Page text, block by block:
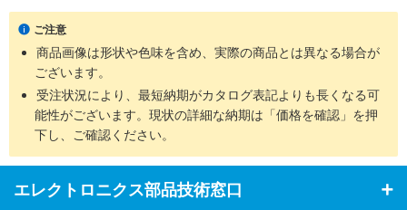
ご注意
商品画像は形状や色味を含め、実際の商品とは異なる場合が
ございます。
受注状況により、最短納期がカタログ表記よりも長くなる可
能性がございます。現状の詳細な納期は「価格を確認」を押
下し、ご確認ください。
エレクトロニクス部品技術窓口